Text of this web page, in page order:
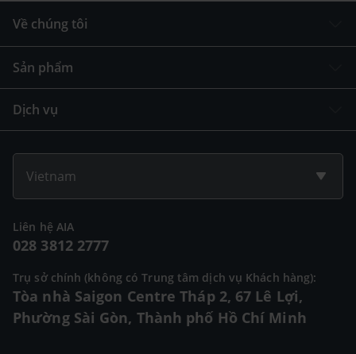
Về chúng tôi
Sản phẩm
Dịch vụ
Vietnam
Liên hệ AIA
028 3812 2777
Trụ sở chính (không có Trung tâm dịch vụ Khách hàng):
Tòa nhà Saigon Centre Tháp 2, 67 Lê Lợi,
Phường Sài Gòn, Thành phố Hồ Chí Minh